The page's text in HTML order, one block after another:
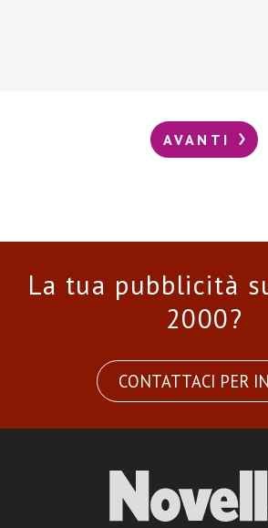
AVANTI
La tua pubblicità
2000?
CONTATTACI PER